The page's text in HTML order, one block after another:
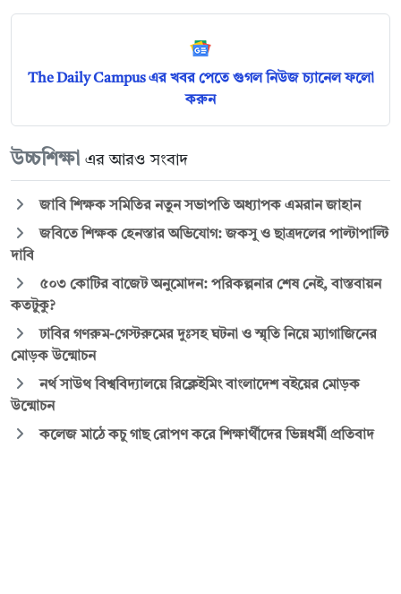
The Daily Campus এর খবর পেতে গুগল নিউজ চ্যানেল ফলো
করুন
উচ্চশিক্ষা এর আরও সংবাদ
জাবি শিক্ষক সমিতির নতুন সভাপতি অধ্যাপক এমরান জাহান
জবিতে শিক্ষক হেনস্তার অভিযোগ: জকসু ও ছাত্রদলের পাল্টাপাল্টি
দাবি
৫০৩ কোটির বাজেট অনুমোদন: পরিকল্পনার শেষ নেই, বাস্তবায়ন
কতটুকু?
ঢাবির গণরুম-গেস্টরুমের দুঃসহ ঘটনা ও স্মৃতি নিয়ে ম্যাগাজিনের
মোড়ক উন্মোচন
নর্থ সাউথ বিশ্ববিদ্যালয়ে রিক্লেইমিং বাংলাদেশ বইয়ের মোড়ক
উন্মোচন
কলেজ মাঠে কচু গাছ রোপণ করে শিক্ষার্থীদের ভিন্নধর্মী প্রতিবাদ